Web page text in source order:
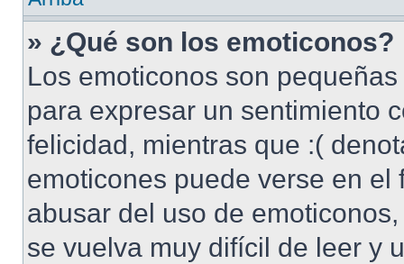
» ¿Qué son los emoticonos?
Los emoticonos son
para expresar un sentimiento
felicidad, mientras que :(
emoticones puede verse en
abusar del uso de
se vuelva muy difícil de leer y